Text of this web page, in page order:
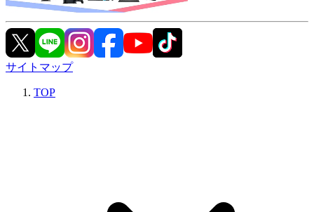
サイトマップ
TOP